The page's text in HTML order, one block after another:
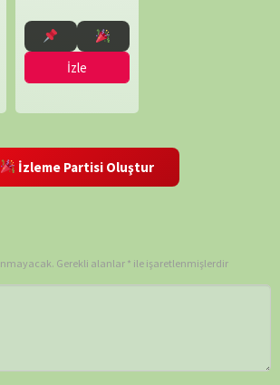
İzle
İzleme Partisi Oluştur
Gerekli alanlar * ile işaretlenmişlerdir